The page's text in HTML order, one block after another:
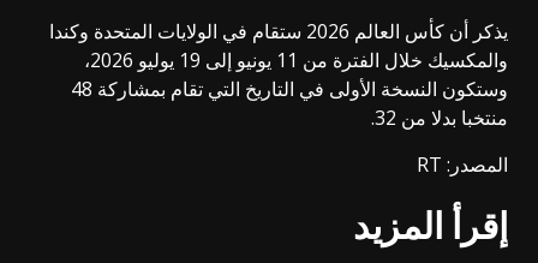
يذكر أن كأس العالم 2026 ستقام في الولايات المتحدة وكندا
والمكسيك خلال الفترة من 11 يونيو إلى 19 يوليو 2026،
وستكون النسخة الأولى في التاريخ التي تقام بمشاركة 48
منتخبا بدلا من 32.
المصدر: RT
إقرأ المزيد